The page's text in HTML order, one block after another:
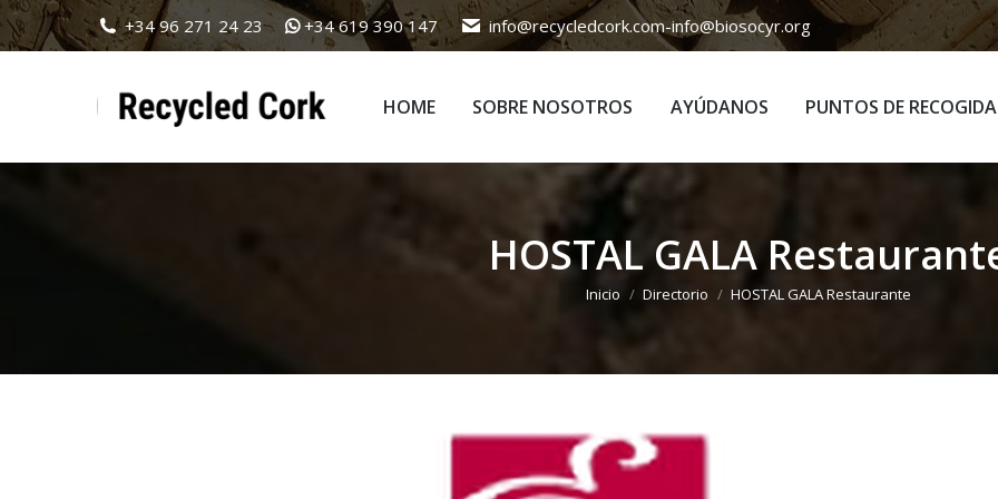
+34 96 271 24 23 +34 619 390 147 info@recycledcork.com-info@biosocyr.org
HOME SOBRE NOSOTROS AYÚDANOS PUNTOS DE RECOGIDA
HOSTAL GALA
Estás aquí:
Inicio Directorio HOSTAL GALA Restaurante
HOME SOBRE NOSOTROS AYÚDANOS PUNTOS DE RECOGIDA